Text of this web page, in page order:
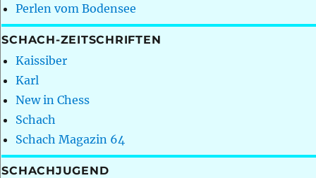
Perlen vom Bodensee
SCHACH-ZEITSCHRIFTEN
Kaissiber
Karl
New in Chess
Schach
Schach Magazin 64
SCHACHJUGEND